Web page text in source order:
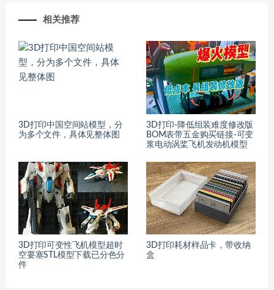
相关推荐
3D打印中国空间站模型，分
为多个文件，具体见整体图
3D打印-降低组装难度修改版
BOM表带五金购买链接-可变
浆电动涡桨飞机发动机模型
3D打印可变性飞机模型超时
空要塞STL模型下载已分色分
件
3D打印耗材样品卡，带收纳
盒